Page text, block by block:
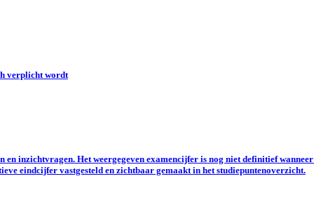
verplicht wordt
en inzichtvragen. Het weergegeven examencijfer is nog niet definitief
eindcijfer vastgesteld en zichtbaar gemaakt in het studiepuntenoverzicht.